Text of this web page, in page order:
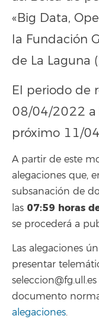
«Big Data,
la Fundación
de La Laguna
El periodo de
08/04/2022 a
próximo 11/
A partir de este
alegaciones que,
subsanación de
las 07:59 horas
se procederá a
Las alegaciones
presentar
documento
alegaciones.